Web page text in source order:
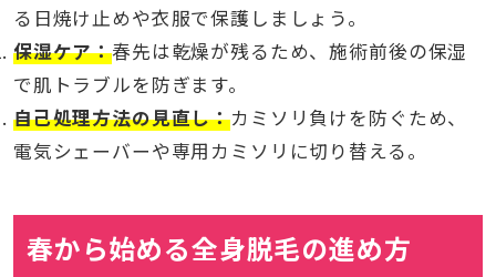
る日焼け止めや衣服で保護しましょう。
保湿ケア：春先は乾燥が残るため、施術前後の保湿
で肌トラブルを防ぎます。
自己処理方法の見直し：カミソリ負けを防ぐため、
電気シェーバーや専用カミソリに切り替える。
春から始める全身脱毛の進め方